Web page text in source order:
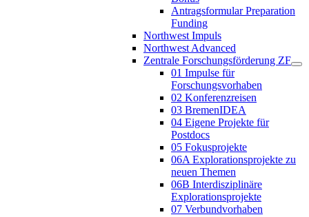
Antragsformular Preparation
Funding
Northwest Impuls
Northwest Advanced
Zentrale Forschungsförderung ZF
01 Impulse für
Forschungsvorhaben
02 Konferenzreisen
03 BremenIDEA
04 Eigene Projekte für
Postdocs
05 Fokusprojekte
06A Explorationsprojekte zu
neuen Themen
06B Interdisziplinäre
Explorationsprojekte
07 Verbundvorhaben